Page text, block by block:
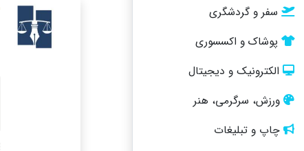
سفر و گردشگری
پوشاک و اکسسوری
الکترونیک و دیجیتال
ورزش، سرگرمی، هنر
چاپ و تبلیغات